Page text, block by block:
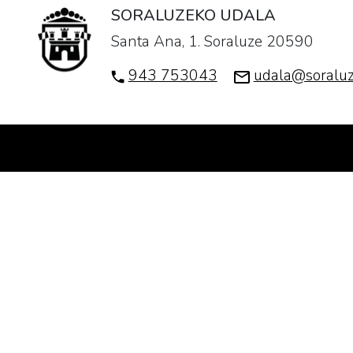
SORALUZEKO UDALA
Santa Ana, 1. Soraluze 20590
943 753043